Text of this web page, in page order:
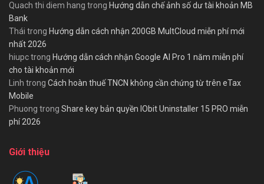
Quach thi diem hang trong Hướng dẫn chế ảnh số dư tài khoản MB
Bank
Thái trong Hướng dẫn cách nhận 200GB MultCloud miễn phí mới
nhất 2026
hiupctrong Hướng dẫn cách nhận Google AI Pro 1 năm miễn phí
cho tài khoản mới
Linh trong Cách hoàn thuế TNCN không cần chứng từ trên eTax
Mobile
Phuong trong Share key bản quyền IObit Uninstaller 15 PRO miễn
phí 2026
Giới thiệu